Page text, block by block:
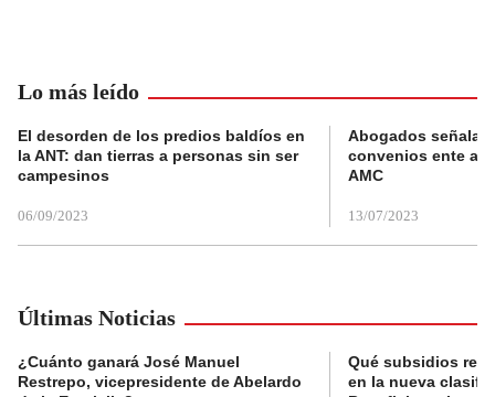
Lo más leído
El desorden de los predios baldíos en
la ANT: dan tierras a personas sin ser
campesinos
06/09/2023
Abogados
convenios ente
AMC
13/07/2023
Últimas Noticias
¿Cuánto ganará José Manuel
Restrepo, vicepresidente de Abelardo
Qué subsidios
en la nueva